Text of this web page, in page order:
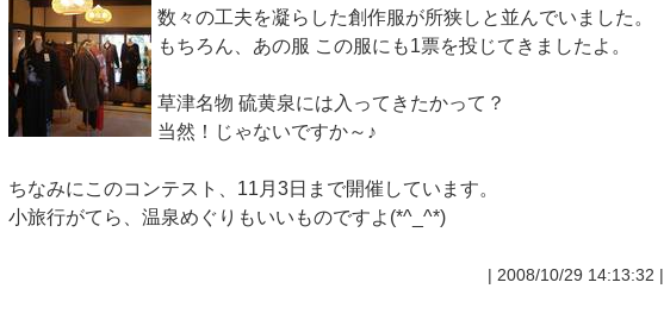
数々の工夫を凝らした創作服が所狭しと並んでいました。
もちろん、あの服 この服にも1票を投じてきましたよ。
草津名物 硫黄泉には入ってきたかって？
当然！じゃないですか～♪
ちなみにこのコンテスト、11月3日まで開催しています。
小旅行がてら、温泉めぐりもいいものですよ(*^_^*)
| 2008/10/29 14:13:32 |